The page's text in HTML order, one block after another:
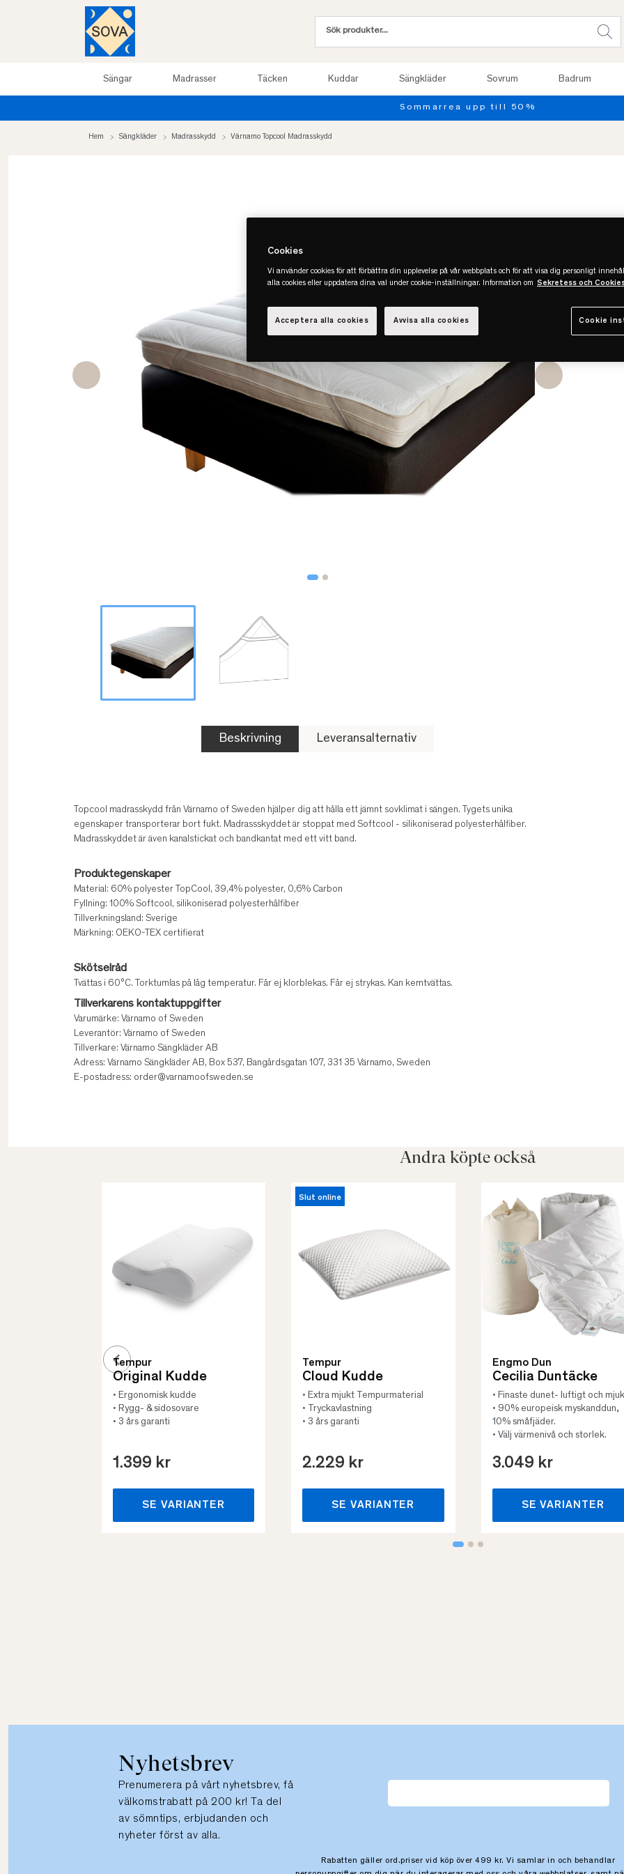
Sängar Madrasser Täcken Kuddar Sängkläder Sovrum Badrum
Hem Sängkläder Madrasskydd Värnamo Topcool Madrasskydd
Beskrivning Leveransalternativ
Topcool madrasskydd från Värnamo of Sweden hjälper dig att hålla ett jämnt sovklimat i sängen. Tygets unika
egenskaper transporterar bort fukt. Madrassskyddet är stoppat med Softcool - silikoniserad polyesterhålfiber.
Madrasskyddet är även kanalstickat och bandkantat med ett vitt band.
Produktegenskaper
Material: 60% polyester TopCool, 39,4% polyester, 0,6% Carbon
Fyllning: 100% Softcool, silikoniserad polyesterhålfiber
Tillverkningsland: Sverige
Märkning: OEKO-TEX certifierat
Skötselråd
Tvättas i 60°C. Torktumlas på låg temperatur. Får ej klorblekas. Får ej strykas. Kan kemtvättas.
Tillverkarens kontaktuppgifter
Varumärke: Värnamo of Sweden
Leverantör: Värnamo of Sweden
Tillverkare: Värnamo Sängkläder AB
Adress: Värnamo Sängkläder AB, Box 537, Bangårdsgatan 107, 331 35 Värnamo, Sweden
E-postadress: order@varnamoofsweden.se
Andra köpte också
Tempur
Original Kudde
• Ergonomisk kudde
• Rygg- & sidosovare
• 3 års garanti
1.399 kr
SE VARIANTER
Slut online
Tempur
Cloud Kudde
• Extra mjukt Tempurmaterial
• Tryckavlastning
• 3 års garanti
2.229 kr
SE VARIANTER
Engmo Dun
Cecilia Duntäcke
• Finaste dunet- luftigt och
• 90% europeisk myskanddun,
10% småfjäder.
• Välj värmenivå och storlek.
3.049 kr
SE VARIANTER
Nyhetsbrev
Prenumerera på vårt nyhetsbrev, få
välkomstrabatt på 200 kr! Ta del
av sömntips, erbjudanden och
nyheter först av alla.
Rabatten gäller ord.priser vid köp över 499 kr. Vi samlar in och behandlar
Cookies
Vi använder cookies för att förbättra din upplevelse på vår webbplats och för att visa dig personligt
alla cookies eller uppdatera dina val under cookie-inställningar. Information om Sekretess och
Cookie
Avvisa alla cookies
Acceptera alla cookies